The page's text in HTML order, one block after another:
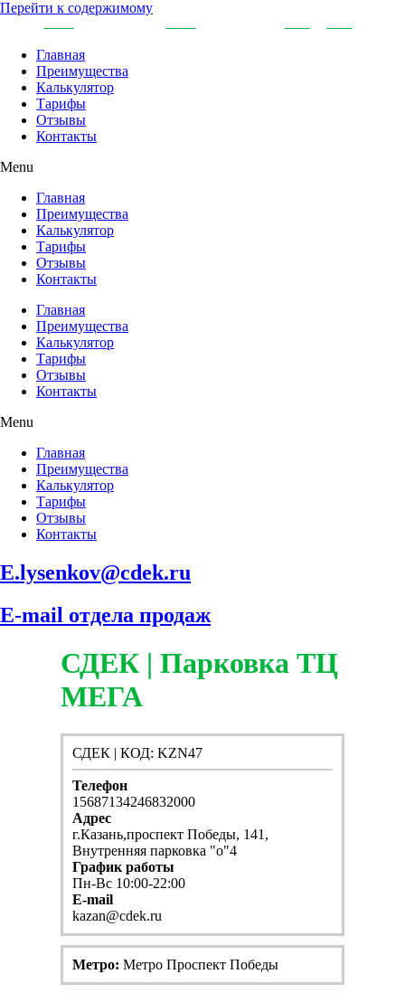
Перейти к содержимому
Главная
Преимущества
Калькулятор
Тарифы
Отзывы
Контакты
Menu
Главная
Преимущества
Калькулятор
Тарифы
Отзывы
Контакты
Главная
Преимущества
Калькулятор
Тарифы
Отзывы
Контакты
Menu
Главная
Преимущества
Калькулятор
Тарифы
Отзывы
Контакты
E.lysenkov@cdek.ru
E-mail отдела продаж
СДЕК | Парковка ТЦ
МЕГА
СДЕК | КОД: KZN47
Телефон
15687134246832000
Адрес
г.Казань,проспект Победы, 141,
Внутренняя парковка "о"4
График работы
Пн-Вс 10:00-22:00
E-mail
kazan@cdek.ru
Метро:Метро Проспект Победы